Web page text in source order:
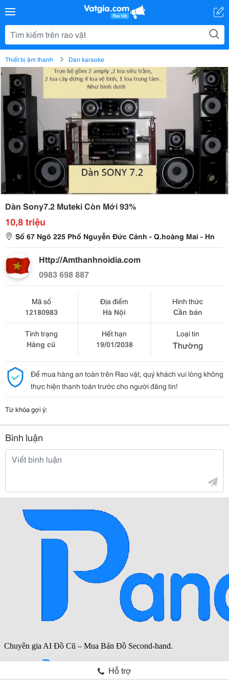
Thiết bị âm thanh Dàn karaoke
Dàn Sony7.2 Muteki Còn Mới 93%
10,8 triệu
Số 67 Ngõ 225 Phố Nguyễn Đức Cảnh - Q.hoàng Mai - Hn
Http://Amthanhnoidia.com
0983 698 887
Mã số
12180983
Địa điểm
Hà Nội
Hình thức
Cần bán
Tình trạng
Hàng cũ
Hết hạn
19/01/2038
Loại tin
Thường
Để mua hàng an toàn trên Rao vặt, quý khách vui lòng không
thực hiện thanh toán trước cho người đăng tin!
Từ khóa gợi ý:
Bình luận
Hỗ trợ